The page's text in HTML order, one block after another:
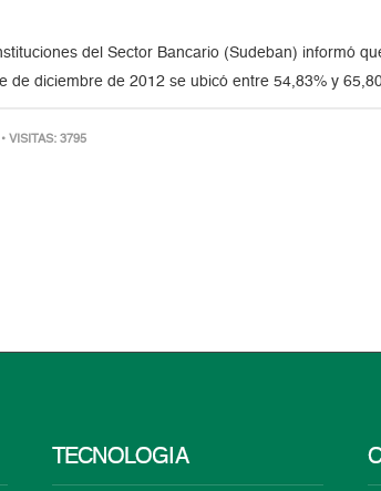
del Sector Bancario (Sudeban) informó
de diciembre de 2012 se ubicó entre 54,83% y
• VISITAS: 3795
TECNOLOGÍA